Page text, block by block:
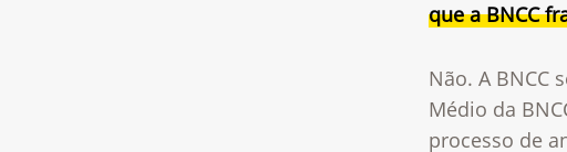
que a BNCC
Não. A BNCC
Médio da
processo de